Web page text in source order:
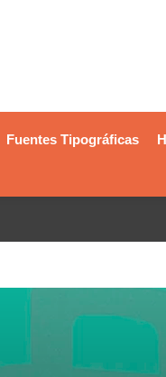
Fuentes Tipográficas